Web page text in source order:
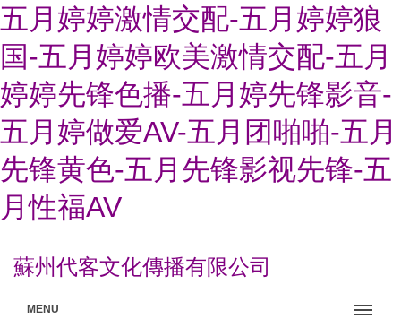
五月婷婷激情交配-五月婷婷狼
国-五月婷婷欧美激情交配-五月
婷婷先锋色播-五月婷先锋影音-
五月婷做爱AV-五月团啪啪-五月
先锋黄色-五月先锋影视先锋-五
月性福AV
蘇州代客文化傳播有限公司
MENU